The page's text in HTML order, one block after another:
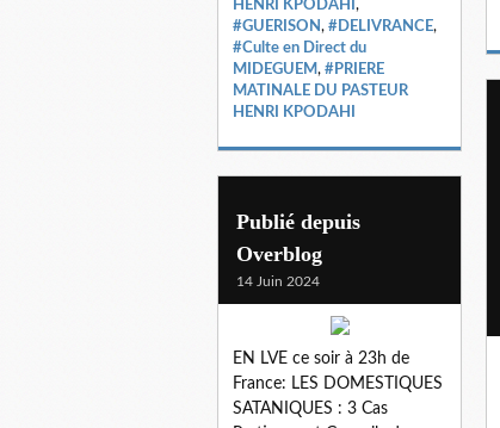
HENRI KPODAHI ,
#GUERISON, #DELIVRANCE,
#Culte en Direct du
MIDEGUEM, #PRIERE
MATINALE DU PASTEUR
HENRI KPODAHI
Publié depuis
Overblog
14 Juin 2024
EN LVE ce soir à 23h de
France: LES DOMESTIQUES
SATANIQUES : 3 Cas